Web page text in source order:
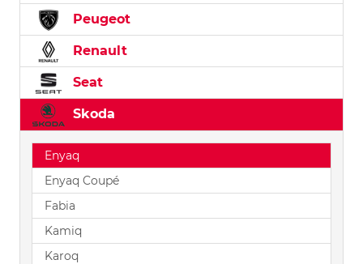
Peugeot
Renault
Seat
Skoda
Enyaq
Enyaq Coupé
Fabia
Kamiq
Karoq